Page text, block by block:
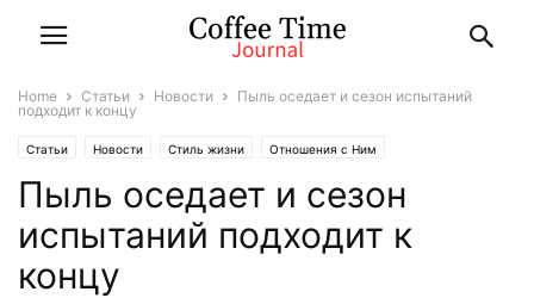
Home Статьи Новости
Пыль оседает и сезон испытаний
подходит к концу
Статьи Новости Стиль жизни Отношения с Ним
Пыль оседает и сезон
испытаний подходит к
концу